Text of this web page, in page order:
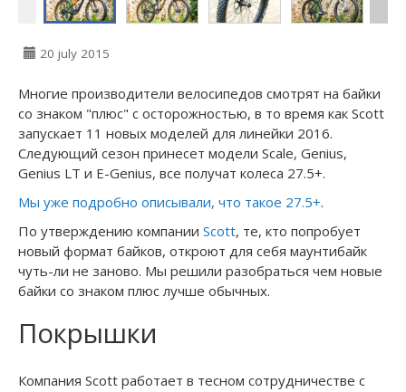
20 july 2015
Многие производители велосипедов смотрят на байки
со знаком "плюс" с осторожностью, в то время как Scott
запускает 11 новых моделей для линейки 2016.
Следующий сезон принесет модели Scale, Genius,
Genius LT и E-Genius, все получат колеса 27.5+.
Мы уже подробно описывали, что такое 27.5+.
По утверждению компании Scott, те, кто попробует
новый формат байков, откроют для себя маунтибайк
чуть-ли не заново. Мы решили разобраться чем новые
байки со знаком плюс лучше обычных.
Покрышки
Компания Scott работает в тесном сотрудничестве с